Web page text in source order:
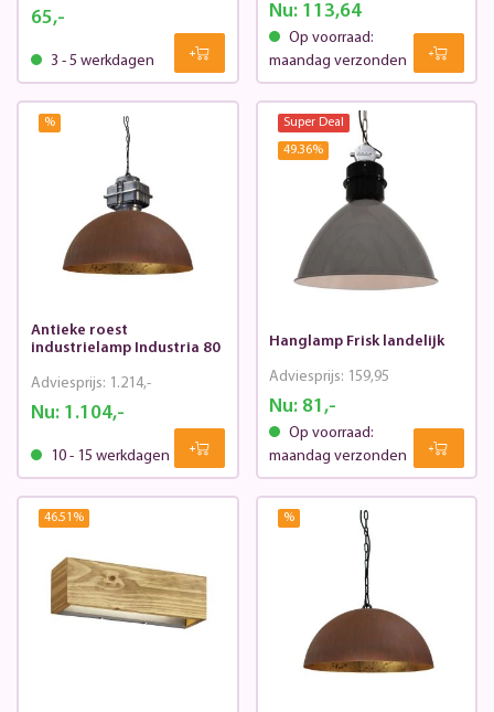
65,-
3 - 5 werkdagen
Nu: 113,64
Op voorraad:
maandag verzonden
%
Antieke roest
industrielamp Industria 80
Nu:1.104,-
Adviesprijs: 1.214,-
10 - 15 werkdagen
Super Deal
49.36%
Hanglamp Frisk landelijk
Nu: 81,-
Adviesprijs: 159,95
Op voorraad:
maandag verzonden
46.51 % %